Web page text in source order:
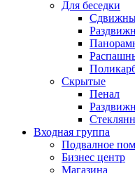
Для беседки
Скрытые
Пенал
Входная группа
Подвалное
Бизнес центр
Магазина